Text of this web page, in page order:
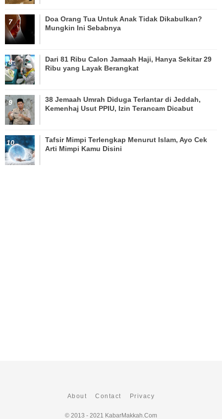
Doa Orang Tua Untuk Anak Tidak Dikabulkan?
Mungkin Ini Sebabnya
Dari 81 Ribu Calon Jamaah Haji, Hanya Sekitar 29
Ribu yang Layak Berangkat
38 Jemaah Umrah Diduga Terlantar di Jeddah,
Kemenhaj Usut PPIU, Izin Terancam Dicabut
Tafsir Mimpi Terlengkap Menurut Islam, Ayo Cek
Arti Mimpi Kamu Disini
About Contact Privacy
© 2013 - 2021 KabarMakkah.Com